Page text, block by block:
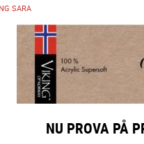
SARA
PÅ PRIS